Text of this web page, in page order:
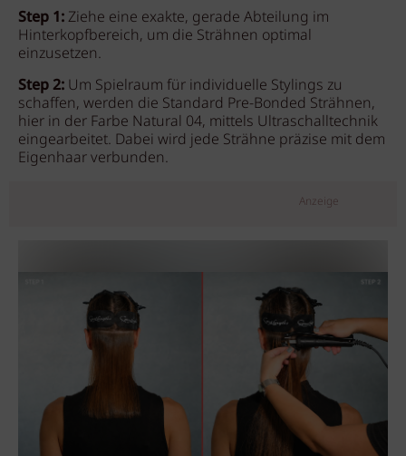
Step 1:Ziehe eine exakte, gerade Abteilung im
Hinterkopfbereich, um die Strähnen optimal
einzusetzen.
Step 2: Um Spielraum für individuelle Stylings zu
schaffen, werden die Standard Pre-Bonded Strähnen,
hier in der Farbe Natural 04, mittels Ultraschalltechnik
eingearbeitet. Dabei wird jede Strähne präzise mit dem
Eigenhaar verbunden.
Anzeige